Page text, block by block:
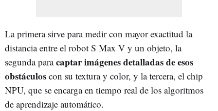
La primera sirve para medir con mayor exactitud la
distancia entre el robot S Max V y un objeto, la
segunda paracaptar imágenes detalladas de esos
obstáculos con su textura y color, y la tercera, el chip
NPU, que se encarga en tiempo real de los algoritmos
de aprendizaje automático.